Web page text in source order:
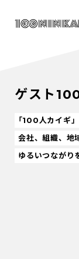
ゲスト
「100人カイギ」
会社、組織、地
ゆるいつながり